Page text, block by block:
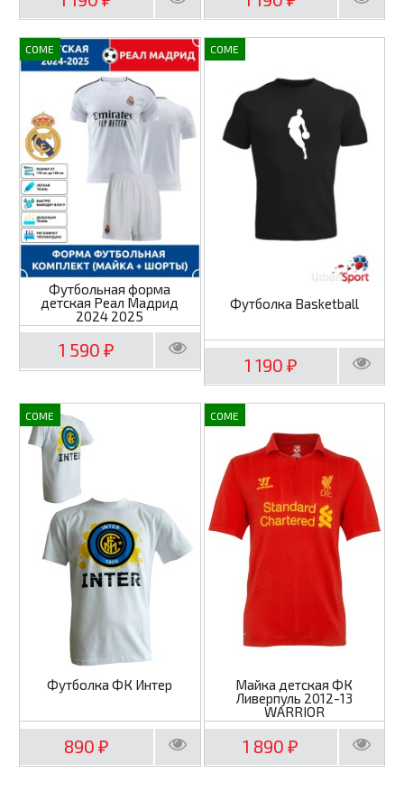
COME
Футбольная форма
детская Реал Мадрид
2024 2025
1 590 ₽
COME
Футболка Basketball
1 190 ₽
COME
Футболка ФК Интер
890 ₽
COME
Майка детская ФК
Ливерпуль 2012-13
WARRIOR
1 890₽